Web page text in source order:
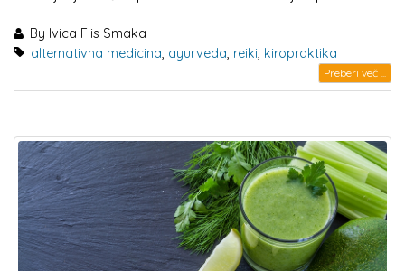
By Ivica Flis Smaka
alternativna medicina, ayurveda, reiki, kiropraktika
Preberi več ...